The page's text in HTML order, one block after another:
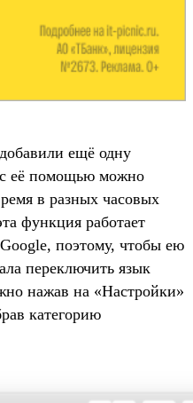
ещё одну
её помощью можно
в разных часовых
функция работает
поэтому, чтобы ею
переключить язык
нажав на «Настройки»
категорию